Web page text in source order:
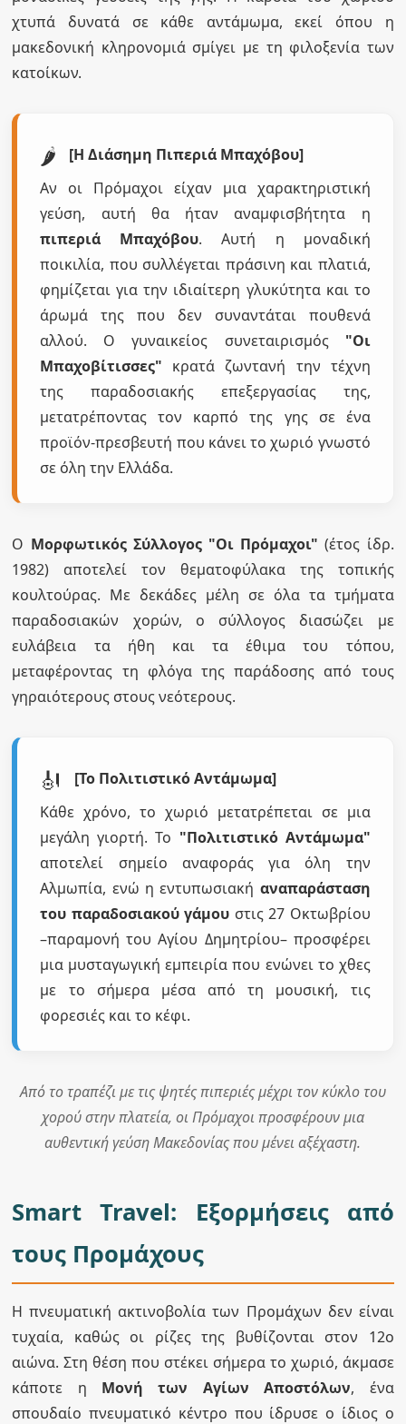
χτυπά δυνατά σε κάθε αντάμωμα, εκεί όπου η
μακεδονική κληρονομιά σμίγει με τη φιλοξενία των
κατοίκων.
🌶️
[Η Διάσημη Πιπεριά Μπαχόβου]
Αν οι Πρόμαχοι είχαν μια χαρακτηριστική
γεύση, αυτή θα ήταν αναμφισβήτητα η
πιπεριά Μπαχόβου. Αυτή η μοναδική
ποικιλία, που συλλέγεται πράσινη και πλατιά,
φημίζεται για την ιδιαίτερη γλυκύτητα και το
άρωμά της που δεν συναντάται πουθενά
αλλού. Ο γυναικείος συνεταιρισμός "Οι
Μπαχοβίτισσες" κρατά ζωντανή την τέχνη
της παραδοσιακής επεξεργασίας της,
μετατρέποντας τον καρπό της γης σε ένα
προϊόν-πρεσβευτή που κάνει το χωριό γνωστό
σε όλη την Ελλάδα.
Ο Μορφωτικός Σύλλογος "Οι Πρόμαχοι" (έτος ίδρ.
1982) αποτελεί τον θεματοφύλακα της τοπικής
κουλτούρας. Με δεκάδες μέλη σε όλα τα τμήματα
παραδοσιακών χορών, ο σύλλογος διασώζει με
ευλάβεια τα ήθη και τα έθιμα του τόπου,
μεταφέροντας τη φλόγα της παράδοσης από τους
γηραιότερους στους νεότερους.
🎻
[Το Πολιτιστικό Αντάμωμα]
Κάθε χρόνο, το χωριό μετατρέπεται σε μια
μεγάλη γιορτή. Το "Πολιτιστικό Αντάμωμα"
αποτελεί σημείο αναφοράς για όλη την
Αλμωπία, ενώ η εντυπωσιακή αναπαράσταση
του παραδοσιακού γάμου στις 27 Οκτωβρίου
–παραμονή του Αγίου Δημητρίου– προσφέρει
μια μυσταγωγική εμπειρία που ενώνει το χθες
με το σήμερα μέσα από τη μουσική, τις
φορεσιές και το κέφι.
Από το τραπέζι με τις ψητές πιπεριές μέχρι τον κύκλο του
χορού στην πλατεία, οι Πρόμαχοι προσφέρουν μια
αυθεντική γεύση Μακεδονίας που μένει αξέχαστη.
Smart Travel: Εξορμήσεις από
τους Προμάχους
Η πνευματική ακτινοβολία των Προμάχων δεν είναι
τυχαία, καθώς οι ρίζες της βυθίζονται στον 12ο
αιώνα. Στη θέση που στέκει σήμερα το χωριό, άκμασε
κάποτε η Μονή των Αγίων Αποστόλων, ένα
σπουδαίο πνευματικό κέντρο που ίδρυσε ο ίδιος ο